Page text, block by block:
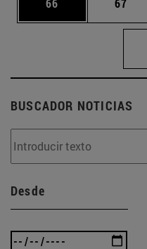
66 67
BUSCADOR NOTICIAS
Desde